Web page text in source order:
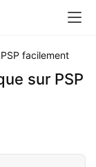
facilement
sur PSP